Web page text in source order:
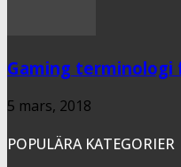
Gaming terminologi
5 mars, 2018
POPULÄRA KATEGORIER